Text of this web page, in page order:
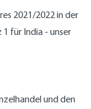
2021/2022 in der
für India - unser
und den